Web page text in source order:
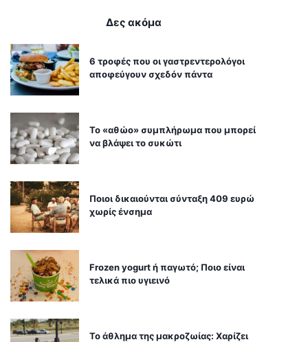
Δες ακόμα
6 τροφές που οι γαστρεντερολόγοι
αποφεύγουν σχεδόν πάντα
Το «αθώο» συμπλήρωμα που μπορεί
να βλάψει το συκώτι
Ποιοι δικαιούνται σύνταξη 409 ευρώ
χωρίς ένσημα
Frozen yogurt ή παγωτό; Ποιο είναι
τελικά πιο υγιεινό
Το άθλημα της μακροζωίας: Χαρίζει